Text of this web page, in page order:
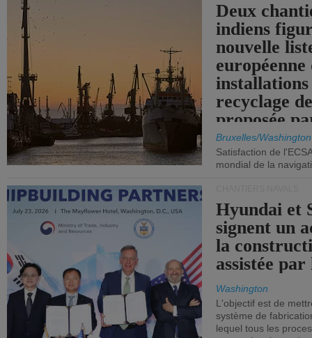
Deux
indiens
nouvelle
européenne
installations
recyclage
proposée
Bruxelles/Washington
Satisfaction de
mondial de la
Hyundai et
signent un
la
assistée
Washington
L'objectif est de
système de
lequel tous les